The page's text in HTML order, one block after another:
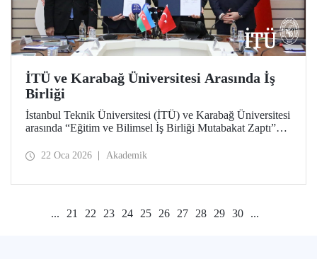
İTÜ ve Karabağ Üniversitesi Arasında İş
Birliği
İstanbul Teknik Üniversitesi (İTÜ) ve Karabağ Üniversitesi
arasında “Eğitim ve Bilimsel İş Birliği Mutabakat Zaptı”
bilimsel çalışmalara, bilgi ve materyal paylaşımından çift
güçlendirmek hedeflendi.
22 Oca 2026 Akademik
... 21 22 23 24 25 26 27 28 29 30 ...